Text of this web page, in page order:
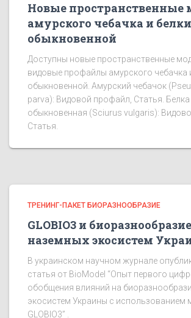
Новые пространственные
амурского чебачка и белки
обыкновенной
Доступны новые пространственные
видовые профайлы амурского чебачка
обыкновенной. Амурский чебачок
parva): Видовой профайл, Статья. Белка
обыкновенная (Sciurus vulgaris):
Статья.
ТРЕНИНГ-ПАКЕТ БИОРАЗНООБРАЗИЕ
GLOBIO3 и биоразнообразие
наземных экосистем
В украинском научном журнале
статья от BioModel “Опыт первого
обобщения влияний на
экосистем Украины с использованием
GLOBIO3” .